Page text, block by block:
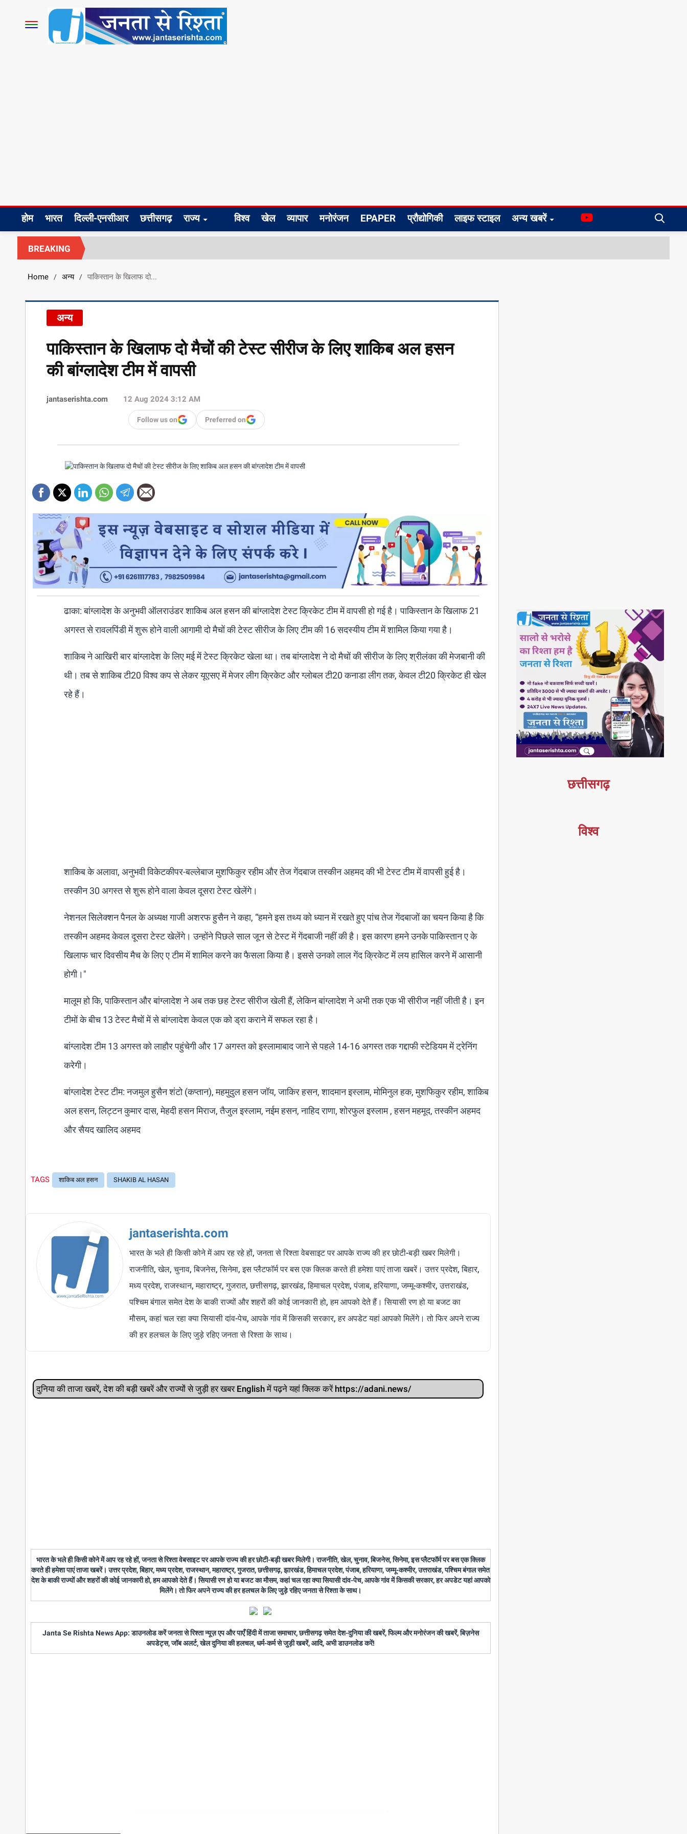
होम भारत दिल्ली-एनसीआर छत्तीसगढ़ राज्य विश्व खेल व्यापार मनोरंजन EPAPER प्रौद्योगिकी लाइफ स्टाइल अन्य खबरें
BREAKING
Home / अन्य / पाकिस्तान के खिलाफ दो...
अन्य
पाकिस्तान के खिलाफ दो मैचों की टेस्ट सीरीज के लिए शाकिब अल हसन
की बांग्लादेश टीम में वापसी
jantaserishta.com 12 Aug 2024 3:12 AM
Follow us on Preferred on
ढाका: बांग्लादेश के अनुभवी ऑलराउंडर शाकिब अल हसन की बांग्लादेश टेस्ट क्रिकेट टीम में वापसी हो गई है। पाकिस्तान के खिलाफ 21
अगस्त से रावलपिंडी में शुरू होने वाली आगामी दो मैचों की टेस्ट सीरीज के लिए टीम की 16 सदस्यीय टीम में शामिल किया गया है।
शाकिब ने आखिरी बार बांग्लादेश के लिए मई में टेस्ट क्रिकेट खेला था। तब बांग्लादेश ने दो मैचों की सीरीज के लिए श्रीलंका की मेजबानी की
थी। तब से शाकिब टी20 विश्व कप से लेकर यूएसए में मेजर लीग क्रिकेट और ग्लोबल टी20 कनाडा लीग तक, केवल टी20 क्रिकेट ही खेल
रहे हैं।
शाकिब के अलावा, अनुभवी विकेटकीपर-बल्लेबाज मुशफिकुर रहीम और तेज गेंदबाज तस्कीन अहमद की भी टेस्ट टीम में वापसी हुई है।
तस्कीन 30 अगस्त से शुरू होने वाला केवल दूसरा टेस्ट खेलेंगे।
नेशनल सिलेक्शन पैनल के अध्यक्ष गाजी अशरफ हुसैन ने कहा, “हमने इस तथ्य को ध्यान में रखते हुए पांच तेज गेंदबाजों का चयन किया है कि
तस्कीन अहमद केवल दूसरा टेस्ट खेलेंगे। उन्होंने पिछले साल जून से टेस्ट में गेंदबाजी नहीं की है। इस कारण हमने उनके पाकिस्तान ए के
खिलाफ चार दिवसीय मैच के लिए ए टीम में शामिल करने का फैसला किया है। इससे उनको लाल गेंद क्रिकेट में लय हासिल करने में आसानी
होगी।"
मालूम हो कि, पाकिस्तान और बांग्लादेश ने अब तक छह टेस्ट सीरीज खेली हैं, लेकिन बांग्लादेश ने अभी तक एक भी सीरीज नहीं जीती है। इन
टीमों के बीच 13 टेस्ट मैचों में से बांग्लादेश केवल एक को ड्रा कराने में सफल रहा है।
बांग्लादेश टीम 13 अगस्त को लाहौर पहुंचेगी और 17 अगस्त को इस्लामाबाद जाने से पहले 14-16 अगस्त तक गद्दाफी स्टेडियम में ट्रेनिंग
करेगी।
बांग्लादेश टेस्ट टीम: नजमुल हुसैन शंटो (कप्तान), महमुदुल हसन जॉय, जाकिर हसन, शादमान इस्लाम, मोमिनुल हक, मुशफिकुर रहीम, शाकिब
अल हसन, लिट्टन कुमार दास, मेहदी हसन मिराज, तैजुल इस्लाम, नईम हसन, नाहिद राणा, शोरफुल इस्लाम , हसन महमूद, तस्कीन अहमद
और सैयद खालिद अहमद
TAGS शाकिब अल हसन SHAKIB AL HASAN
jantaserishta.com
भारत के भले ही किसी कोने में आप रह रहे हों, जनता से रिश्ता वेबसाइट पर आपके राज्य की हर छोटी-बड़ी खबर मिलेगी।
राजनीति, खेल, चुनाव, बिजनेस, सिनेमा, इस प्लैटफॉर्म पर बस एक क्लिक करते ही हमेशा पाएं ताजा खबरें। उत्तर प्रदेश, बिहार,
मध्य प्रदेश, राजस्थान, महाराष्ट्र, गुजरात, छत्तीसगढ़, झारखंड, हिमाचल प्रदेश, पंजाब, हरियाणा, जम्मू-कश्मीर, उत्तराखंड,
पश्चिम बंगाल समेत देश के बाकी राज्यों और शहरों की कोई जानकारी हो, हम आपको देते हैं। सियासी रण हो या बजट का
मौसम, कहां चल रहा क्या सियासी दांव-पेच, आपके गांव में किसकी सरकार, हर अपडेट यहां आपको मिलेंगे। तो फिर अपने राज्य
की हर हलचल के लिए जुड़े रहिए जनता से रिश्ता के साथ।
दुनिया की ताजा खबरें, देश की बड़ी खबरें और राज्‍यों से जुड़ी हर खबर English में पढ़ने यहां क्लिक करें https://adani.news/
भारत के भले ही किसी कोने में आप रह रहे हों, जनता से रिश्ता वेबसाइट पर आपके राज्य की हर छोटी-बड़ी खबर मिलेगी। राजनीति, खेल, चुनाव, बिजनेस, सिनेमा, इस प्लैटफॉर्म पर बस एक क्लिक
करते ही हमेशा पाएं ताजा खबरें। उत्तर प्रदेश, बिहार, मध्य प्रदेश, राजस्थान, महाराष्ट्र, गुजरात, छत्तीसगढ़, झारखंड, हिमाचल प्रदेश, पंजाब, हरियाणा, जम्मू-कश्मीर, उत्तराखंड, पश्चिम बंगाल समेत
देश के बाकी राज्यों और शहरों की कोई जानकारी हो, हम आपको देते हैं। सियासी रण हो या बजट का मौसम, कहां चल रहा क्या सियासी दांव-पेच, आपके गांव में किसकी सरकार, हर अपडेट यहां आपको
मिलेंगे। तो फिर अपने राज्य की हर हलचल के लिए जुड़े रहिए जनता से रिश्ता के साथ।
Janta Se Rishta News App: डाउनलोड करें जनता से रिश्ता न्यूज़ एप और पाएँ हिंदी में ताजा समाचार, छत्तीसगढ़ समेत देश-दुनिया की खबरें, फिल्म और मनोरंजन की खबरें, बिज़नेस
अपडेट्स, जॉब अलर्ट, खेल दुनिया की हलचल, धर्म-कर्म से जुड़ी खबरें, आदि, अभी डाउनलोड करें!
छत्तीसगढ़
विश्व